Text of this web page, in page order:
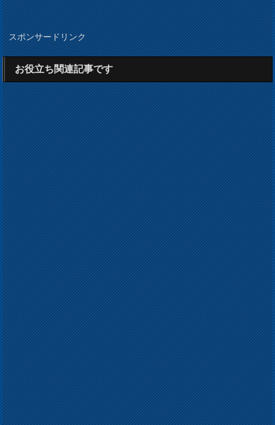
スポンサードリンク
お役立ち関連記事です